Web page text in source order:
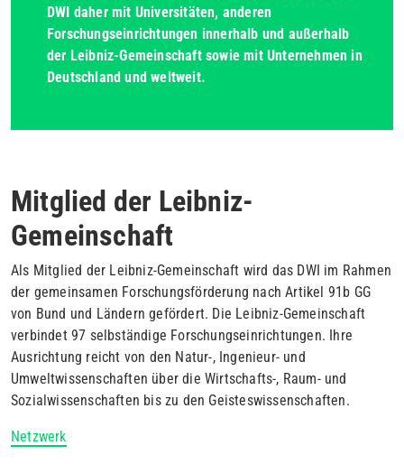
DWI daher mit Universitäten, anderen
Forschungseinrichtungen innerhalb und außerhalb
der Leibniz-Gemeinschaft sowie mit Unternehmen in
Deutschland und weltweit.
Mitglied der Leibniz-
Gemeinschaft
Als Mitglied der Leibniz-Gemeinschaft wird das DWI im Rahmen
der gemeinsamen Forschungsförderung nach Artikel 91b GG
von Bund und Ländern gefördert. Die Leibniz-Gemeinschaft
verbindet 97 selbständige Forschungseinrichtungen. Ihre
Ausrichtung reicht von den Natur-, Ingenieur- und
Umweltwissenschaften über die Wirtschafts-, Raum- und
Sozialwissenschaften bis zu den Geisteswissenschaften.
Netzwerk